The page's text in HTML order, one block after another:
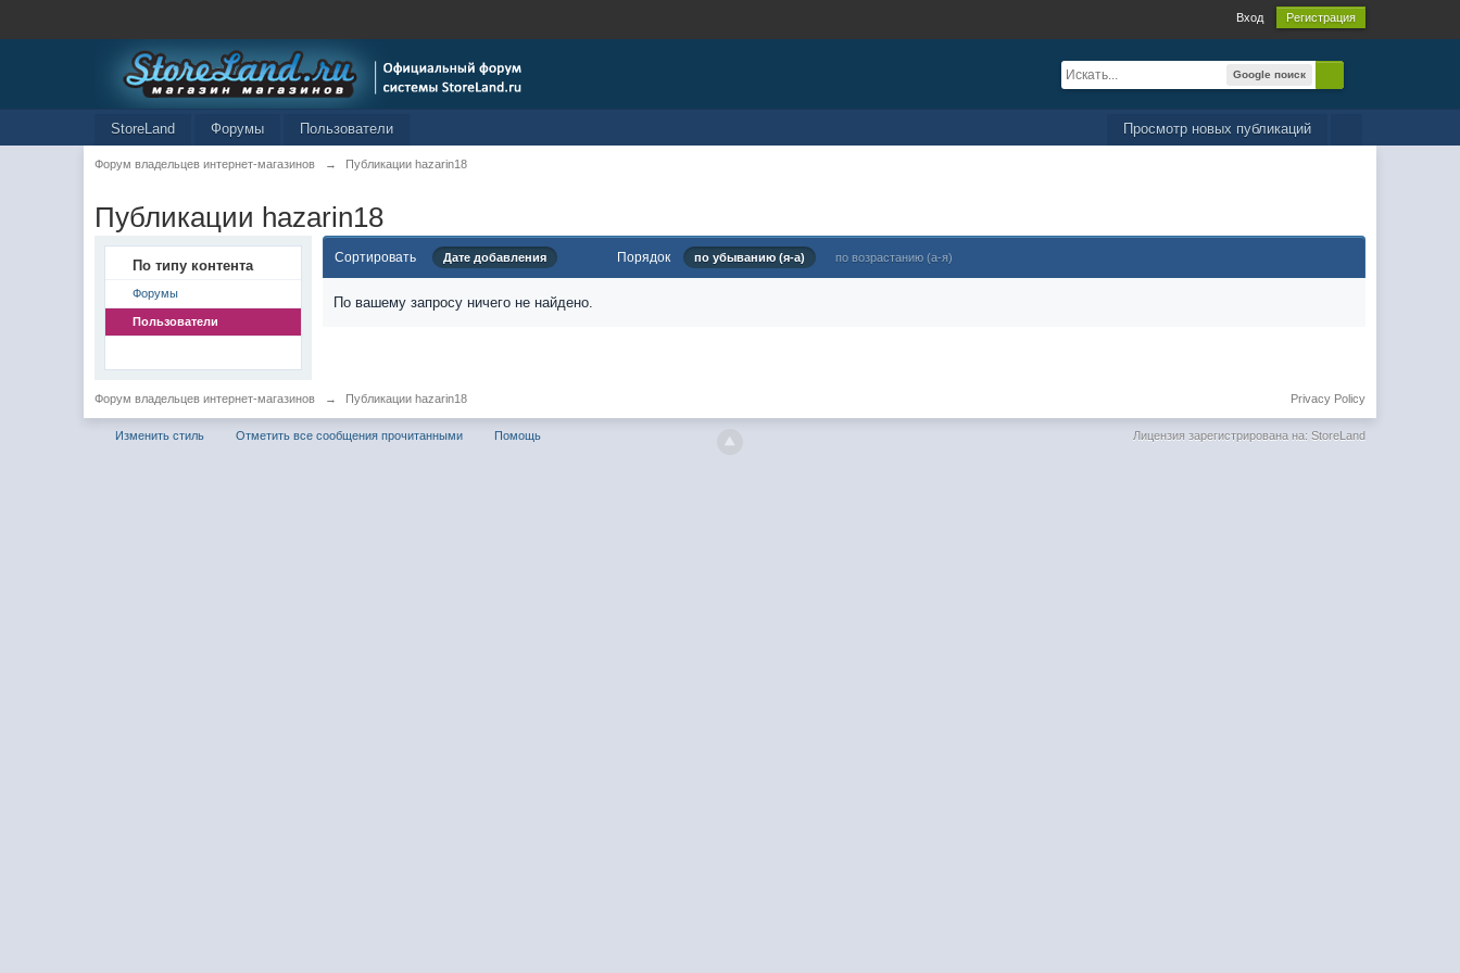
Вход Регистрация
Google поиск
Просмотр новых публикаций
StoreLand Форумы Пользователи
Форум владельцев интернет-магазинов → Публикации hazarin18
Публикации hazarin18
По типу контента
Форумы
Пользователи
Сортировать Дате добавления Порядок по убыванию (я-а) по возрастанию (а-я)
По вашему запросу ничего не найдено.
Форум владельцев интернет-магазинов → Публикации hazarin18 Privacy Policy
Изменить стиль Отметить все сообщения прочитанными Помощь Лицензия зарегистрирована на: StoreLand